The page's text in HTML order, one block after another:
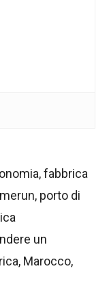
,fabbrica
, porto di
un
Marocco,